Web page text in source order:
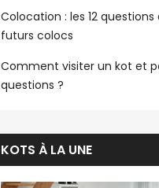
Colocation : les 12
futurs colocs
Comment visiter un kot et
questions ?
KOTS À LA UNE